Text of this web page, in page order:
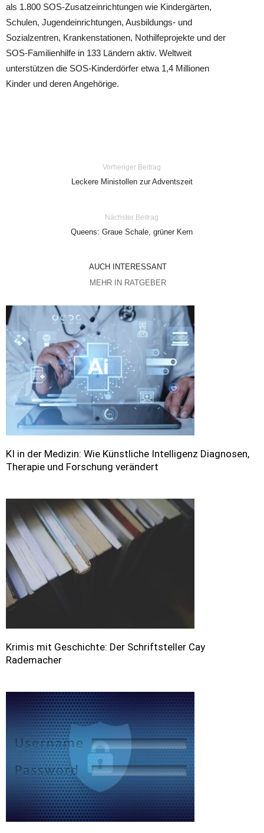
als 1.800 SOS-Zusatzeinrichtungen wie Kindergärten,
Schulen, Jugendeinrichtungen, Ausbildungs- und
Sozialzentren, Krankenstationen, Nothilfeprojekte und der
SOS-Familienhilfe in 133 Ländern aktiv. Weltweit
unterstützen die SOS-Kinderdörfer etwa 1,4 Millionen
Kinder und deren Angehörige.
Vorheriger Beitrag
Leckere Ministollen zur Adventszeit
Nächster Beitrag
Queens: Graue Schale, grüner Kern
AUCH INTERESSANT
MEHR IN RATGEBER
KI in der Medizin: Wie Künstliche Intelligenz Diagnosen,
Therapie und Forschung verändert
Krimis mit Geschichte: Der Schriftsteller Cay
Rademacher